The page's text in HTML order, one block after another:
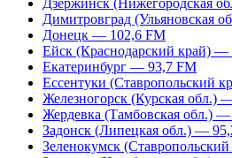
Дзержинск (Нижегородская
Димитровград (Ульяновская
Донецк — 102,6 FM
Ейск (Краснодарский край) —
Екатеринбург — 93,7 FM
Ессентуки (Ставропольский
Железногорск (Курская обл.)
Жердевка (Тамбовская обл.)
Задонск (Липецкая обл.) —
Зеленокумск